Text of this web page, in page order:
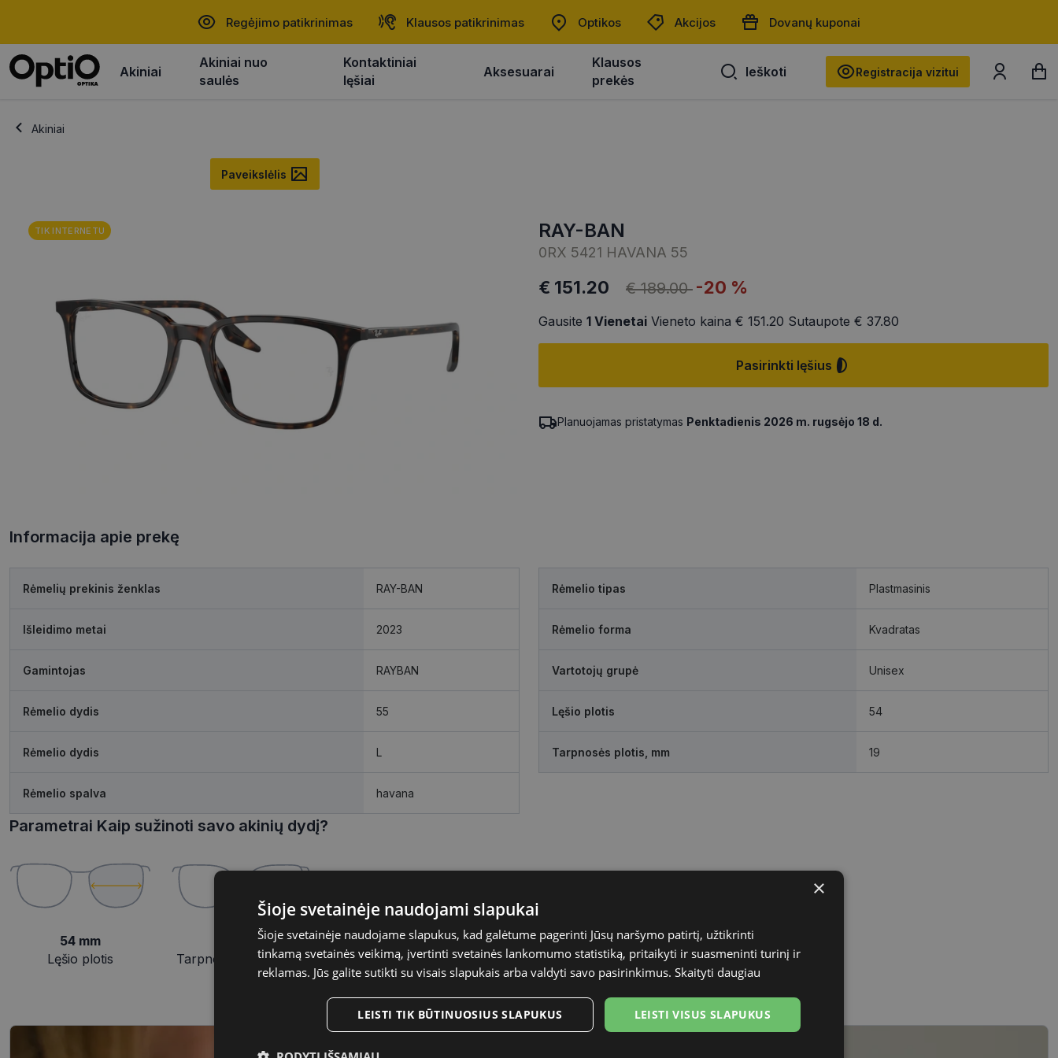
Regėjimo patikrinimas Klausos patikrinimas Optikos Akcijos Dovanų kuponai
Akiniai
Akiniai nuo
saulės
Kontaktiniai
lęšiai
Aksesuarai
Klausos
prekės
Ieškoti
Ieškoti
Registracija vizitui
Akiniai
Paveikslėlis
TIK INTERNETU RAY-BAN
0RX 5421 HAVANA 55
€ 151.20 € 189.00 -20 %
Gausite 1 Vienetai Vieneto kaina € 151.20 Sutaupote € 37.80
Pasirinkti lęšius
Planuojamas pristatymas Penktadienis 2026 m. rugsėjo 18 d.
Informacija apie prekę
Rėmelių prekinis ženklas RAY-BAN
Išleidimo metai 2023
Gamintojas RAYBAN
Rėmelio dydis 55
Rėmelio dydis L
Rėmelio spalva havana
Rėmelio tipas Plastmasinis
Rėmelio forma Kvadratas
Vartotojų grupė Unisex
Lęšio plotis 54
Tarpnosės plotis, mm 19
Parametrai Kaip sužinoti savo akinių dydį?
54 mm
Lęšio plotis
19 mm
Tarpnosės plotis, mm
×
Šioje svetainėje naudojami slapukai
Šioje svetainėje naudojame slapukus, kad galėtume pagerinti Jūsų naršymo patirtį, užtikrinti
tinkamą svetainės veikimą, įvertinti svetainės lankomumo statistiką, pritaikyti ir suasmeninti turinį ir
reklamas. Jūs galite sutikti su visais slapukais arba valdyti savo pasirinkimus. Skaityti daugiau
LEISTI VISUS SLAPUKUS
LEISTI TIK BŪTINUOSIUS SLAPUKUS